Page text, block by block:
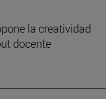
la creatividad
docente